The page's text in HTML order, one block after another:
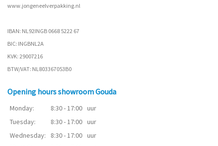
www.jongeneelverpakking.nl
IBAN: NL92INGB 0668 5222 67
BIC: INGBNL2A
KVK: 29007216
BTW/VAT: NL803367053B0
Opening hours showroom Gouda
Monday: 8:30 - 17:00 uur
Tuesday:
8:30 - 17:00 uur
Wednesday:
8:30 - 17:00 uur